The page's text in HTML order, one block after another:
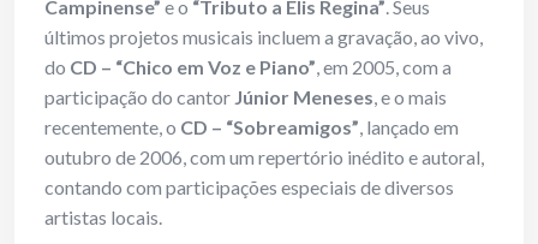
Campinense” e o “Tributo a Elis Regina”. Seus
últimos projetos musicais incluem a gravação, ao vivo,
do CD – “Chico em Voz e Piano”, em 2005, com a
participação do cantor Júnior Meneses, e o mais
recentemente, o CD – “Sobreamigos”, lançado em
outubro de 2006, com um repertório inédito e autoral,
contando com participações especiais de diversos
artistas locais.